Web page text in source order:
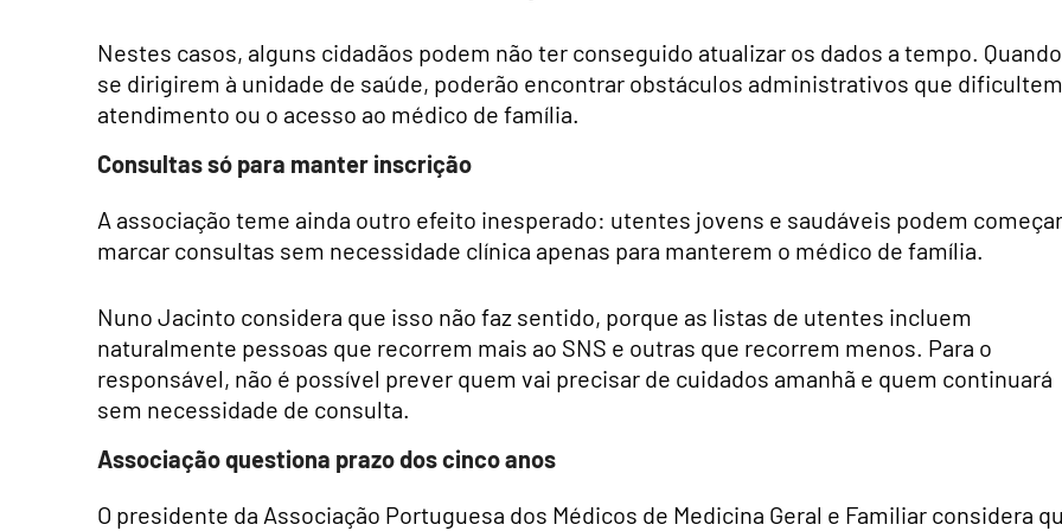
Nestes casos, alguns cidadãos podem não ter conseguido atualizar os dados a tempo. Quando
se dirigirem à unidade de saúde, poderão encontrar obstáculos administrativos que
atendimento ou o acesso ao médico de família.
Consultas só para manter inscrição
A associação teme ainda outro efeito inesperado: utentes jovens e saudáveis podem
marcar consultas sem necessidade clínica apenas para manterem o médico de família.
Nuno Jacinto considera que isso não faz sentido, porque as listas de utentes incluem
naturalmente pessoas que recorrem mais ao SNS e outras que recorrem menos. Para o
responsável, não é possível prever quem vai precisar de cuidados amanhã e quem continuará
sem necessidade de consulta.
Associação questiona prazo dos cinco anos
O presidente da Associação Portuguesa dos Médicos de Medicina Geral e Familiar considera